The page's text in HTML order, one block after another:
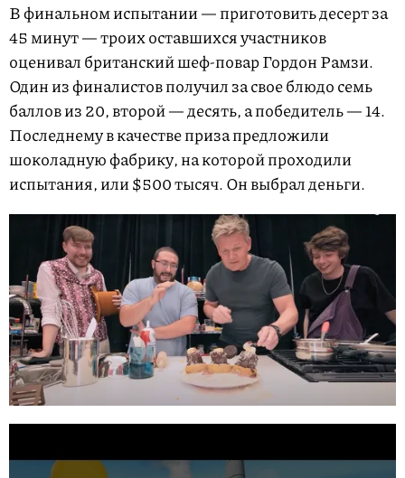
В финальном испытании — приготовить десерт за
45 минут — троих оставшихся участников
оценивал британский шеф-повар Гордон Рамзи.
Один из финалистов получил за свое блюдо семь
баллов из 20, второй — десять, а победитель — 14.
Последнему в качестве приза предложили
шоколадную фабрику, на которой проходили
испытания, или $500 тысяч. Он выбрал деньги.